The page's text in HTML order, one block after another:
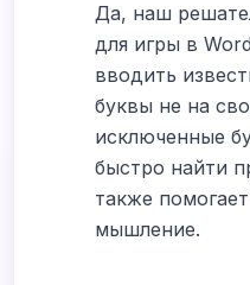
Да, наш
для игры в
вводить
буквы не на
исключенные
быстро найти
также
мышление.